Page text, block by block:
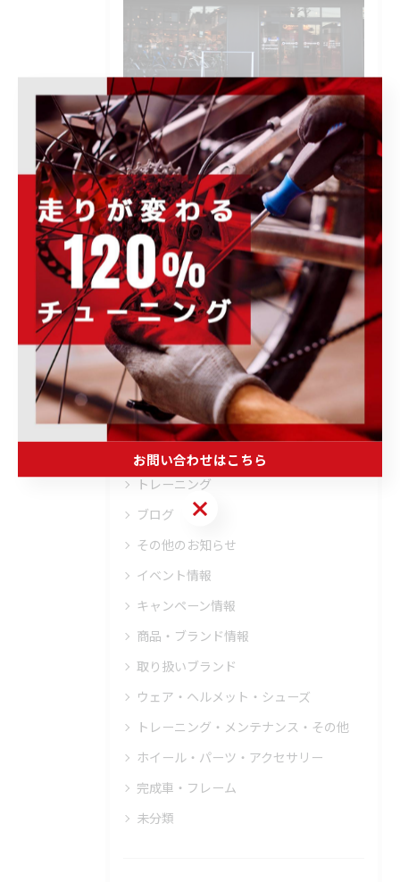
POWER-KIDS伊勢崎店で開催される各種イ
ベント、キャンペーンの情報をはじめ、お
すすめ商品の紹介や、様々なお知らせ事項
を発信します。ぜひ定期的にチェックして
下さい。
カテゴリー Categories
全てのカテゴリー
ロードバイク
メンテナンス
フィッティング
オーバーホール
トレーニング
ブログ
その他のお知らせ
イベント情報
キャンペーン情報
商品・ブランド情報
取り扱いブランド
ウェア・ヘルメット・シューズ
トレーニング・メンテナンス・その他
ホイール・パーツ・アクセサリー
完成車・フレーム
未分類
お問い合わせはこちら
お問い合わせはこちら